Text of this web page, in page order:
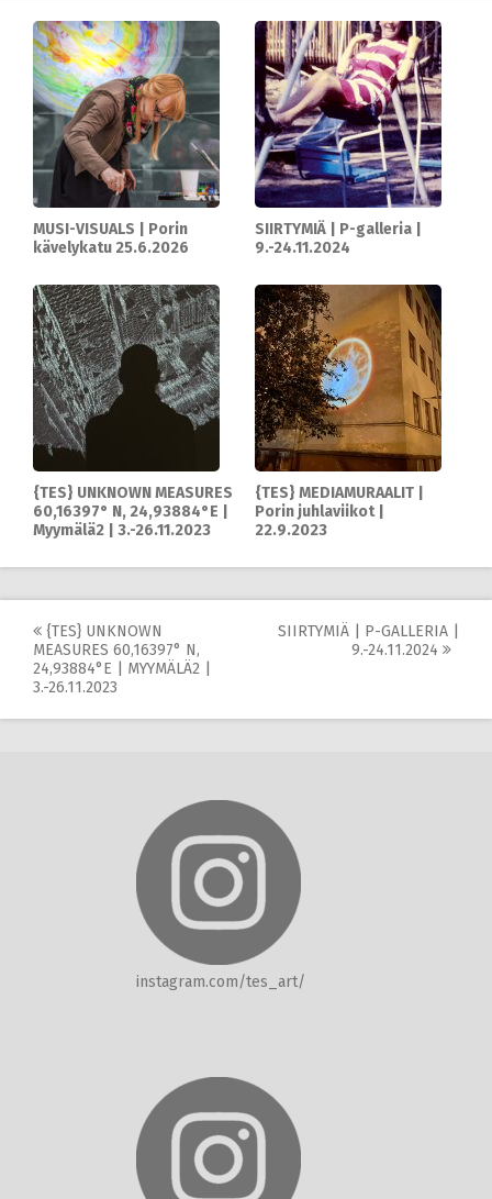
MUSI-VISUALS | Porin
kävelykatu 25.6.2026
SIIRTYMIÄ | P-galleria |
9.-24.11.2024
{TES} UNKNOWN MEASURES
60,16397° N, 24,93884°E |
Myymälä2 | 3.-26.11.2023
{TES} MEDIAMURAALIT |
Porin juhlaviikot |
22.9.2023
Post
navigation
{TES} UNKNOWN
MEASURES 60,16397° N,
24,93884°E | MYYMÄLÄ2 |
3.-26.11.2023
SIIRTYMIÄ | P-GALLERIA |
9.-24.11.2024
instagram.com/tes_art/